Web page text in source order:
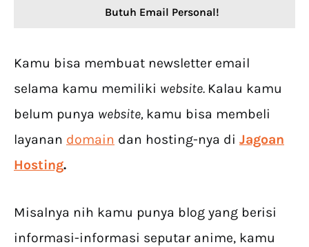
Butuh Email Personal!
Kamu bisa membuat newsletter email
selama kamu memiliki website. Kalau kamu
belum punya website, kamu bisa membeli
layanan domain dan hosting-nya di Jagoan
Hosting.
Misalnya nih kamu punya blog yang berisi
informasi-informasi seputar anime, kamu